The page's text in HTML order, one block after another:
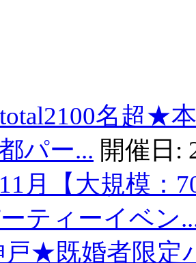
名超★
パー... 開催日:
月【大規模：
ティーイベン
戸★既婚者限定